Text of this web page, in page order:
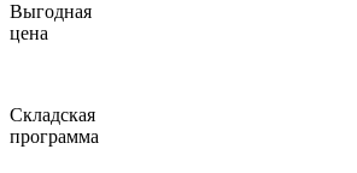
Выгодная
цена
Складская
программа